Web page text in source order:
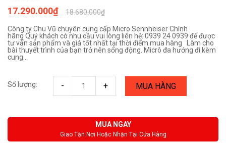
18.680.000₫
17.290.000₫
Công ty Chu Vũ chuyên cung cấp Micro Sennheiser Chính
hãng Quý khách có nhu cầu vui lòng liên hệ: 0939 24 0939 để được
tư vấn sản phẩm và giá tốt nhất tại thời điểm mua hàng Làm cho
bài thuyết trình của bạn trở nên sống động. Micrô đa hướng đi kèm
cung...
Số lượng: - + MUA HÀNG
MUA NGAY
Giao Tận Nơi Hoặc Nhận Tại Cửa Hàng